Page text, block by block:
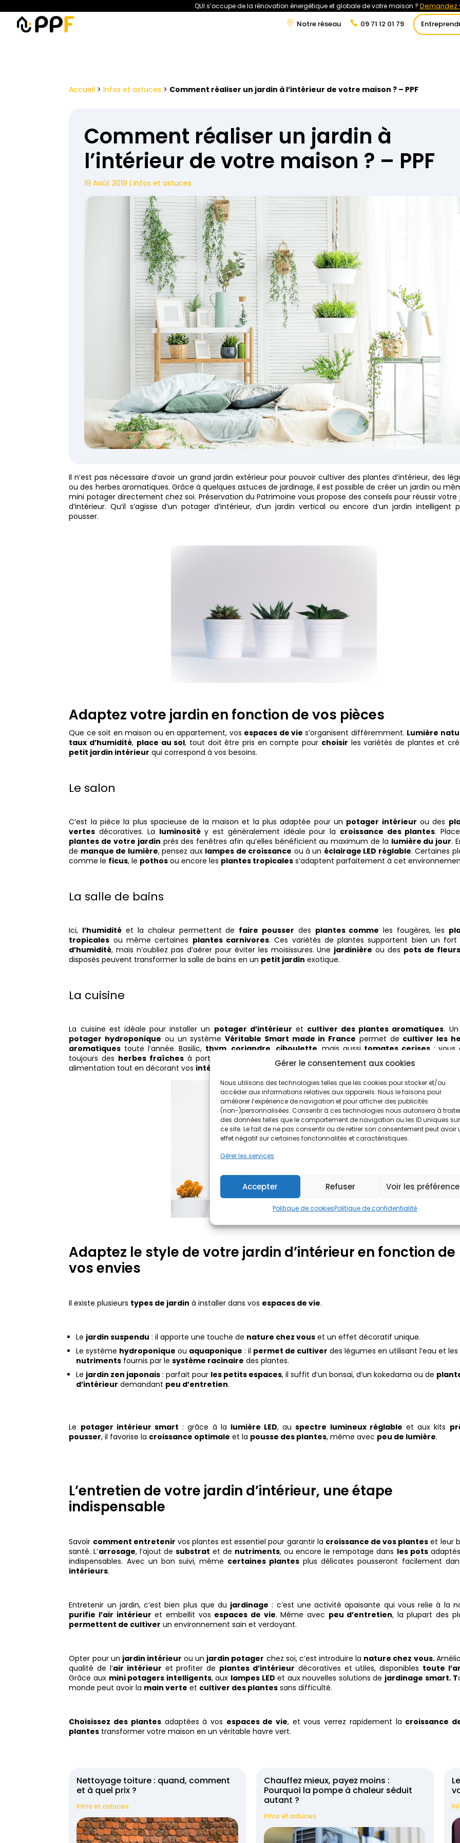
Gérer le consentement aux cookies
Nous utilisons des technologies telles que les cookies pour stocker et/ou
accéder aux informations relatives aux appareils. Nous le faisons pour
améliorer l’expérience de navigation et pour afficher des publicités
(non-)personnalisées. Consentir à ces technologies nous autorisera à
des données telles que le comportement de navigation ou les ID uniques sur
ce site. Le fait de ne pas consentir ou de retirer son consentement peut avoir
effet négatif sur certaines fonctonnalités et caractéristiques.
Gérer les services
Accepter Refuser Voir les
Politique de cookiesPolitique de confidentialité
QUI s’occupe de la rénovation énergétique et globale de votre maison ? Demandez
Notre réseau
09 71 12 01 79
Rénovation Énergétique Énergies Renouvelables
Accueil >Infos et astuces > Comment réaliser un jardin à l’intérieur de votre maison ? – PPF
Comment réaliser un jardin à
l’intérieur de votre maison ? – PPF
19 Août 2019 |Infos et astuces
Il n’est pas nécessaire d’avoir un grand jardin extérieur pour pouvoir cultiver des plantes d’intérieur, des
ou des herbes aromatiques. Grâce à quelques astuces de jardinage, il est possible de créer un jardin ou
mini potager directement chez soi. Préservation du Patrimoine vous propose des conseils pour réussir votre
d’intérieur. Qu’il s’agisse d’un potager d’intérieur, d’un jardin vertical ou encore d’un jardin intelligent
pousser.
Adaptez votre jardin en fonction de vos pièces
Que ce soit en maison ou en appartement, vos espaces de vie s’organisent différemment. Lumière
taux d’humidité, place au sol, tout doit être pris en compte pour choisir les variétés de plantes et
petit jardin intérieur qui correspond à vos besoins.
Le salon
C’est la pièce la plus spacieuse de la maison et la plus adaptée pour un potager intérieur ou des
vertes décoratives. La luminositéy est généralement idéale pour la croissance des plantes.
plantes de votre jardin près des fenêtres afin qu’elles bénéficient au maximum de la lumière du jour.
de manque de lumière, pensez aux lampes de croissance ou à un éclairage LED réglable. Certaines
comme le ficus, le pothos ou encore les plantes tropicales s’adaptent parfaitement à cet
La salle de bains
Ici, l’humidité et la chaleur permettent de faire pousser des plantes comme les fougères, les
tropicales ou même certaines plantes carnivores. Ces variétés de plantes supportent bien un fort
d’humidité, mais n’oubliez pas d’aérer pour éviter les moisissures. Une jardinière ou des pots de fleurs
disposés peuvent transformer la salle de bains en un petit jardin exotique.
La cuisine
La cuisine est idéale pour installer un potager d’intérieur et cultiver des plantes aromatiques. Un
potager hydroponique ou un systèmeVéritable Smart made in France permet de cultiver les
aromatiques toute l’année. Basilic, thym, coriandre ciboulette , mais aussi tomates cerises : vous
toujours des herbes fraîches à portée de main. Ces plantes apportent des nutriments
essentiels à
alimentation tout en décorant vos intérieurs avec style.
Adaptez le style de votre jardin d’intérieur en fonction de
vos envies
Il existe plusieurs types de jardin à installer dans vos espaces de vie.
Le jardin suspendu : il apporte une touche de nature chez vous et un effet décoratif unique.
Le système hydroponique ou aquaponique : il permet de cultiver des légumes en utilisant l’eau et les
nutriments fournis par lesystème racinaire des plantes.
Le jardin zen japonais : parfait pour les petits espaces, il suffit d’un bonsaï, d’un kokedama ou de
d’intérieur demandant peu d’entretien.
Le potager intérieur smart : grâce à la lumière LED, auspectre lumineux réglable et aux kits
pousser, il favorise la croissance optimale et la pousse des plantes, même avec peu de lumière.
L’entretien de votre jardin d’intérieur, une étape
indispensable
Savoir comment entretenir vos plantes est essentiel pour garantir la croissance de vos plantes et leur
santé. L’arrosage, l’ajout de substrat et de nutriments, ou encore le rempotage dans les pots
indispensables. Avec un bon suivi, même certaines plantes plus délicates pousseront facilement
intérieurs.
Entretenir un jardin, c’est bien plus que du jardinage : c’est une activité apaisante qui vous relie à la
purifie l’air intérieur et embellit vos espaces de vie. Même avec peu d’entretien, la plupart des
permettent de cultiver un environnement sain et verdoyant.
Opter pour un jardin intérieur ou un jardin potager chez soi, c’est introduire la nature chez vous.Am
qualité de l’air intérieur et profiter de plantes d’intérieur décoratives et utiles, disponibles toute
Grâce aux mini potagers intelligents, aux lampes LED et aux nouvelles solutions de jardinage smart. T
monde peut avoir la main verte et cultiver des plantes sans difficulté.
Choisissez des plantesadaptées à vos espaces de vie, et vous verrez rapidement la croissance
plantes transformer votre maison en un véritable havre vert.
Nettoyage toiture : quand, comment
et à quel prix ?
Infos et astuces
Chauffez mieux, payez moins :
Pourquoi la pompe à chaleur séduit
autant ?
Infos et astuces